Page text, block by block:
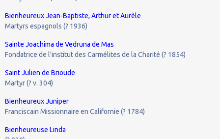
Bienheureux Jean-Baptiste, Arthur et Aurèle
Martyrs espagnols (? 1936)
Sainte Joachima de Vedruna de Mas
Fondatrice de l'institut des Carmélites de la Charité (? 1854)
Saint Julien de Brioude
Martyr (? v. 304)
Bienheureux Juniper
Franciscain Missionnaire en Californie (? 1784)
Bienheureuse Linda